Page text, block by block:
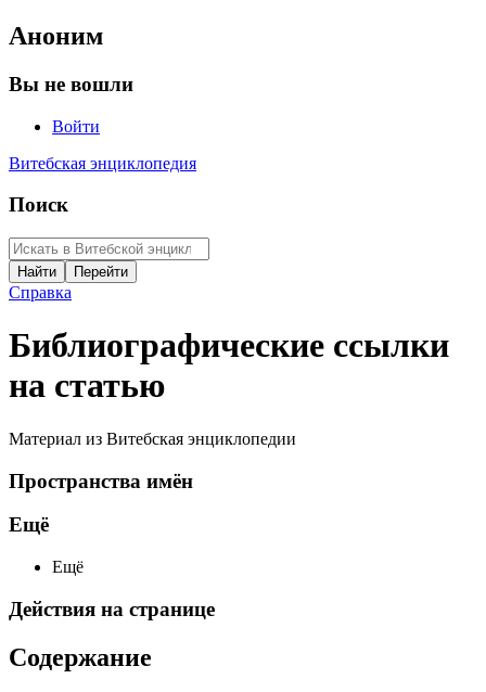
Аноним
Вы не вошли
Войти
Витебская энциклопедия
Поиск
Справка
Библиографические ссылки
на статью
Материал из Витебская энциклопедии
Пространства имён
Ещё
Ещё
Действия на странице
Содержание